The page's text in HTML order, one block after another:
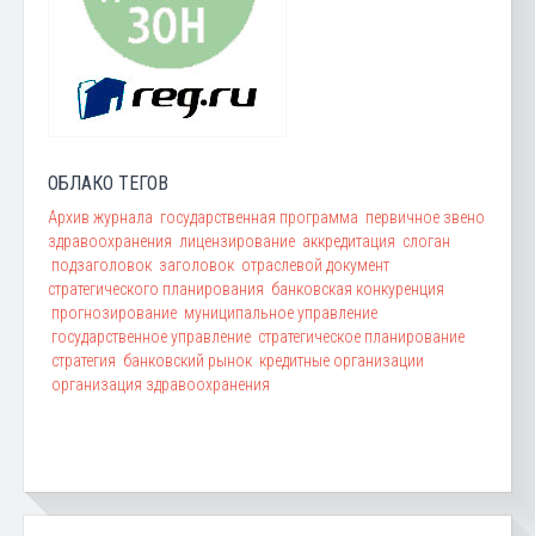
ОБЛАКО ТЕГОВ
Архив журнала государственная программа первичное звено
здравоохранения лицензирование аккредитация слоган
подзаголовок заголовок отраслевой документ
стратегического планирования банковская конкуренция
прогнозирование муниципальное управление
государственное управление стратегическое планирование
стратегия банковский рынок кредитные организации
организация здравоохранения